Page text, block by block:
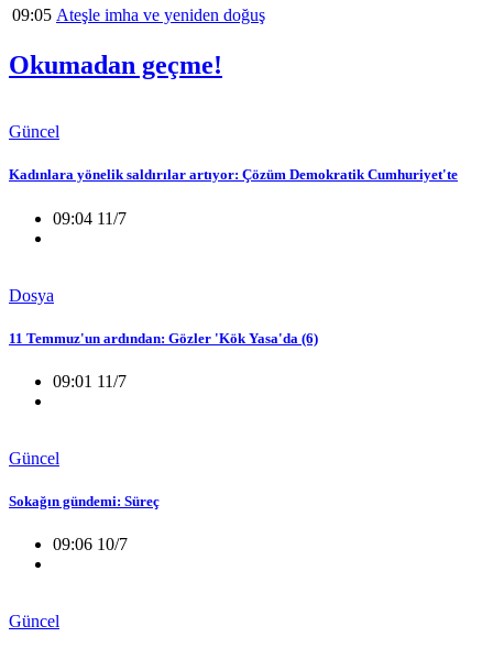
09:05 Ateşle imha ve yeniden doğuş
Okumadan geçme!
Güncel
Kadınlara yönelik saldırılar artıyor: Çözüm Demokratik Cumhuriyet'te
09:04 11/7
Dosya
11 Temmuz'un ardından: Gözler 'Kök Yasa'da (6)
09:01 11/7
Güncel
Sokağın gündemi: Süreç
09:06 10/7
Güncel